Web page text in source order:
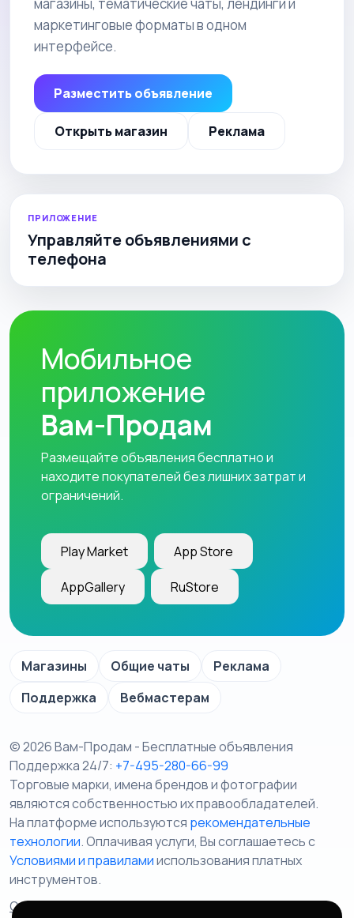
маркетинговые форматы в одном
интерфейсе.
Разместить объявление
Открыть магазин Реклама
ПРИЛОЖЕНИЕ
Управляйте объявлениями с
телефона
Мобильное
приложение
Вам-Продам
Размещайте объявления бесплатно и
находите покупателей без лишних затрат и
ограничений.
Play Market App Store
AppGallery RuStore
Магазины Общие чаты
Реклама
Поддержка
Вебмастерам
© 2026 Вам-Продам - Бесплатные объявления
Поддержка 24/7: +7-495-280-66-99
Торговые марки, имена брендов и фотографии
являются собственностью их правообладателей.
На платформе используются рекомендательные
технологии. Оплачивая услуги, Вы соглашаетесь c
Условиями и правиламииспользования платных
инструментов.
Отказ от ответственности
Правила сервиса